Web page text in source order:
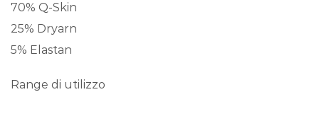
70% Q-Skin
25% Dryarn
5% Elastan
Range di utilizzo